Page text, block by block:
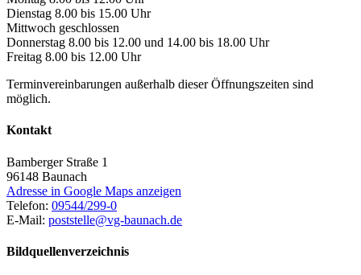
Dienstag 8.00 bis 15.00 Uhr
Mittwoch geschlossen
Donnerstag 8.00 bis 12.00 und 14.00 bis 18.00 Uhr
Freitag 8.00 bis 12.00 Uhr
Terminvereinbarungen außerhalb dieser Öffnungszeiten sind
möglich.
Kontakt
Bamberger Straße 1
96148 Baunach
Adresse in Google Maps anzeigen
Telefon: 09544/299-0
E-Mail: poststelle@vg-baunach.de
Bildquellenverzeichnis